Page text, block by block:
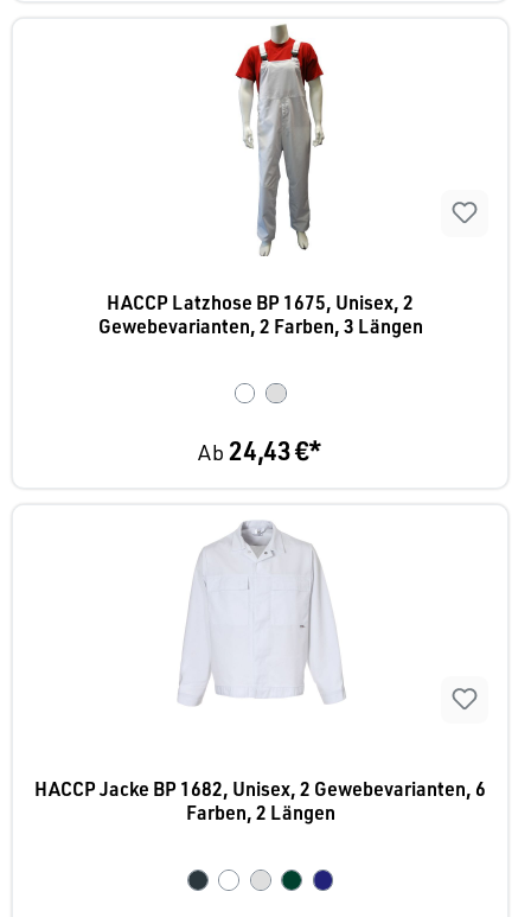
HACCP Latzhose BP 1675, Unisex, 2
Gewebevarianten, 2 Farben, 3 Längen
Ab24,43 €*
HACCP Jacke BP 1682, Unisex, 2 Gewebevarianten, 6
Farben, 2 Längen